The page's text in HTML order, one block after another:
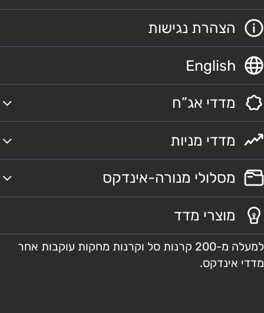
הצהרת נגישות
English
מדדי אג”ח
מדדי מניות
מסלולי מנורה-אינדקס
מוצרי מדד
למעלה מ-200 קרנות סל וקרנות מחקות עוקבות אחר
מדדי אינדקס.